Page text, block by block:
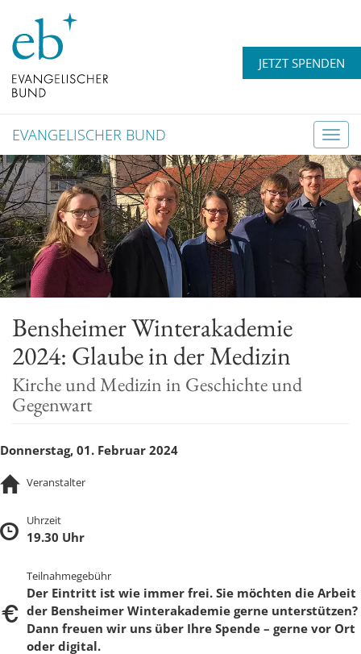
JETZT SPENDEN
T
o
g
g
v
EVANGELISCHER BUND
Bensheimer Winterakademie
2024: Glaube in der Medizin
Kirche und Medizin in Geschichte und
Gegenwart
Donnerstag, 01. Februar 2024
Veranstalter
Uhrzeit
19.30 Uhr
Teilnahmegebühr
Der Eintritt ist wie immer frei. Sie möchten die Arbeit
der Bensheimer Winterakademie gerne unterstützen?
Dann freuen wir uns über Ihre Spende – gerne vor Ort
oder digital.